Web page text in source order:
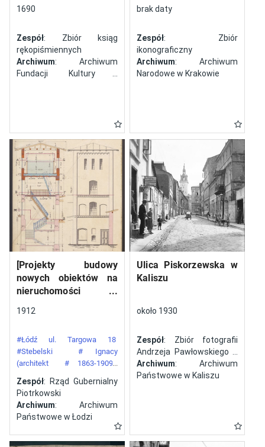
1690
Zespół: Zbiór ksiąg
rękopiśmiennych
Archiwum: Archiwum
Fundacji Kultury i
brak daty
Zespół: Zbiór
ikonograficzny
Archiwum: Archiwum
Narodowe w Krakowie
[Projekty budowy
nowych obiektów na
nieruchomości
numerem 34 przy ulicy
Łodzi]
1912
#Łódź ul. Targowa 18
#Stebelski
# Ignacy
(architekt
# 1863-1909)
Zespół: Rząd Gubernialny
Piotrkowski
Archiwum: Archiwum
Państwowe w Łodzi
Ulica Piskorzewska w
Kaliszu
około 1930
Zespół: Zbiór fotografii
Andrzeja Pawłowskiego z
Kalisza
Archiwum: Archiwum
Państwowe w Kaliszu